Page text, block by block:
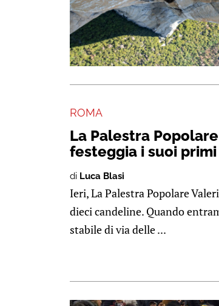
ROMA
La Palestra
festeggia i suoi primi
di Luca Blasi
Ieri, La Palestra Popolare
dieci candeline. Quando
stabile di via delle ...